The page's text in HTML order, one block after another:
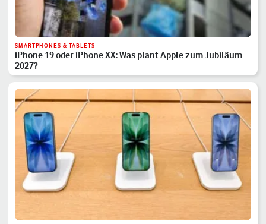
SMARTPHONES & TABLETS
iPhone 19 oder iPhone XX: Was plant Apple zum Jubiläum
2027?